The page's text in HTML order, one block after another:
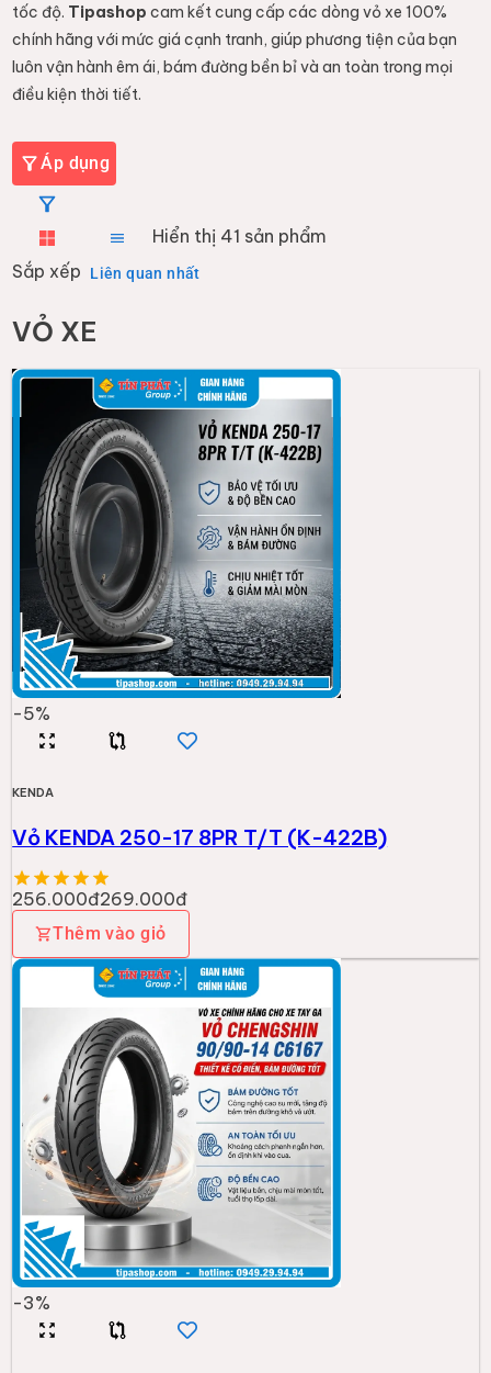
tốc độ. Tipashopcam kết cung cấp các dòng vỏ xe 100%
chính hãng với mức giá cạnh tranh, giúp phương tiện của bạn
luôn vận hành êm ái, bám đường bền bỉ và an toàn trong mọi
điều kiện thời tiết.
Áp dụng
Hiển thị 41 sản phẩm
Sắp xếp
Liên quan nhất
VỎ XE
-5%
KENDA
Vỏ KENDA 250-17 8PR T/T (K-422B)
256.000đ269.000đ
Thêm vào giỏ
-3%